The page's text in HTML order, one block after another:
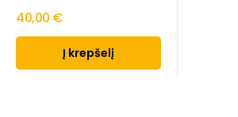
40,00 €
Į krepšelį